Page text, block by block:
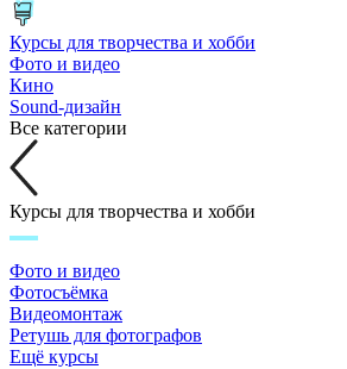
Курсы для творчества и хобби
Фото и видео
Кино
Sound-дизайн
Все категории
Курсы для творчества и хобби
Фото и видео
Фотосъёмка
Видеомонтаж
Ретушь для фотографов
Ещё курсы